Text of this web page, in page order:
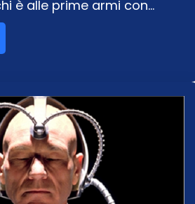
è alle prime armi con…